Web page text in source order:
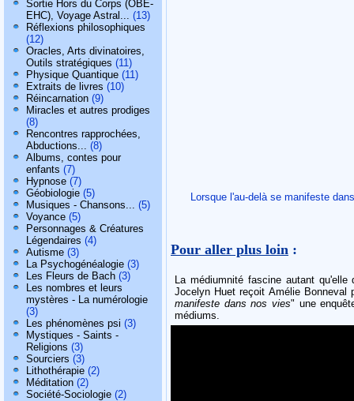
Sortie Hors du Corps (OBE-
EHC), Voyage Astral... (13)
Réflexions philosophiques
(12)
Oracles, Arts divinatoires,
Outils stratégiques (11)
Physique Quantique (11)
Extraits de livres (10)
Réincarnation (9)
Miracles et autres prodiges
(8)
Rencontres rapprochées,
Abductions... (8)
Albums, contes pour
enfants (7)
Hypnose (7)
Géobiologie (5)
Musiques - Chansons... (5)
Voyance (5)
Personnages & Créatures
Légendaires (4)
Autisme (3)
La Psychogénéalogie (3)
Les Fleurs de Bach (3)
Les nombres et leurs
mystères - La numérologie
(3)
Les phénomènes psi (3)
Mystiques - Saints -
Religions (3)
Sourciers (3)
Lithothérapie (2)
Méditation (2)
Société-Sociologie (2)
Lorsque l'au-delà se manifeste
Pour aller plus loin :
La médiumnité fascine autant
Jocelyn Huet reçoit Amélie Bonneval
manifeste dans nos vies" une
médiums.